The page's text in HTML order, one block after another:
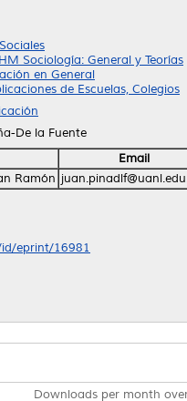
Sociología: General y Teorías
en General
de Escuelas, Colegios
De la Fuente
Email
Ramón
eprint/16981
Downloads per month